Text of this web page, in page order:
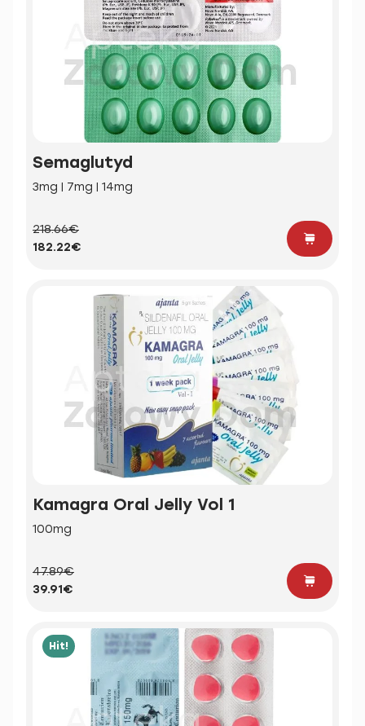
Semaglutyd
3mg | 7mg | 14mg
218.66€
182.22€
Kamagra Oral Jelly Vol 1
100mg
47.89€
39.91€
Hit!